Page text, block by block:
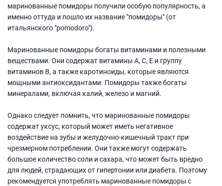
маринованные помидоры получили особую популярность, а
именно оттуда и пошло их название "помидоры" (от
итальянского "pomodoro").
Маринованные помидоры богаты витаминами и полезными
веществами. Они содержат витамины А, С, Е и группу
витаминов В, а также каротиноиды, которые являются
мощными антиоксидантами. Помидоры также богаты
минералами, включая калий, железо и магний.
Однако следует помнить, что маринованные помидоры
содержат уксус, который может иметь негативное
воздействие на зубы и желудочно-кишечный тракт при
чрезмерном потреблении. Они также могут содержать
большое количество соли и сахара, что может быть вредно
для людей, страдающих от гипертонии или диабета. Поэтому
рекомендуется употреблять маринованные помидоры с